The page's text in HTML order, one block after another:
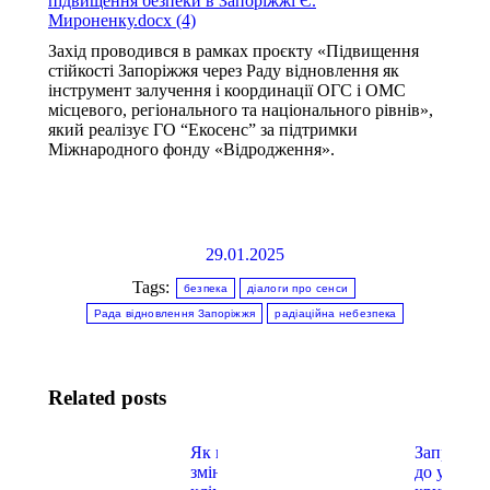
Мироненку.docx (4)
Захід проводився в рамках проєкту «Підвищення
стійкості Запоріжжя через Раду відновлення як
інструмент залучення і координації ОГС і ОМС
місцевого, регіонального та національного рівнів»,
який реалізує ГО “Екосенс” за підтримки
Міжнародного фонду «Відродження».
29.01.2025
Tags:
безпека діалоги про сенси
Рада відновлення Запоріжжя радіаційна небезпека
Related posts
Як впливає
зміна
до участі